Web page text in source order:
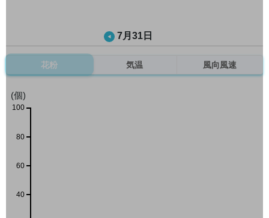
7月31日
花粉 気温 風向風速
(個)
40
60
80
100